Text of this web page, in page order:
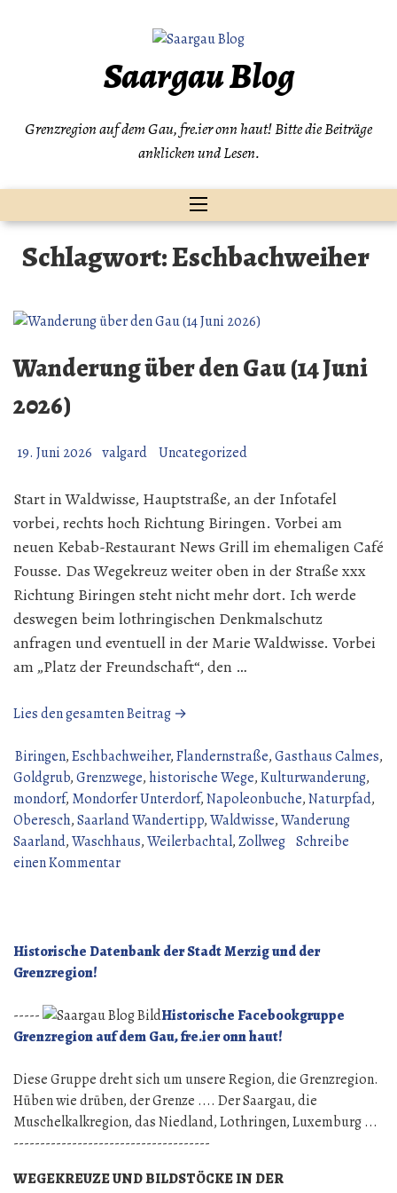
Saargau Blog
Grenzregion auf dem Gau, fre.ier onn haut! Bitte die Beiträge
anklicken und Lesen.
Schlagwort:Eschbachweiher
Wanderung über den Gau (14 Juni
2026)
19. Juni 2026 valgard Uncategorized
Start in Waldwisse, Hauptstraße, an der Infotafel
vorbei, rechts hoch Richtung Biringen. Vorbei am
neuen Kebab-Restaurant News Grill im ehemaligen Café
Fousse. Das Wegekreuz weiter oben in der Straße xxx
Richtung Biringen steht nicht mehr dort. Ich werde
deswegen beim lothringischen Denkmalschutz
anfragen und eventuell in der Marie Waldwisse. Vorbei
am „Platz der Freundschaft“, den …
Lies den gesamten Beitrag →
den
Gau
(14
Juni
2026)“
Biringen,Eschbachweiher,Flandernstraße,Gasthaus Calmes,
Goldgrub,Grenzwege, historische Wege,Kulturwanderung,
mondorf, Mondorfer Unterdorf,Napoleonbuche,Naturpfad,
Oberesch,Saarland Wandertipp,Waldwisse,Wanderung
Saarland,Waschhaus,Weilerbachtal,Zollweg Schreibe
einen Kommentarzu
Gau
2026)
Historische Datenbank der Stadt Merzig und der
Grenzregion!
-----
Historische Facebookgruppe
Grenzregion auf dem Gau, fre.ier onn haut!
Diese Gruppe dreht sich um unsere Region, die Grenzregion.
Hüben wie drüben, der Grenze .... Der Saargau, die
Muschelkalkregion, das Niedland, Lothringen, Luxemburg ...
-------------------------------------
WEGEKREUZE UND BILDSTÖCKE IN DER